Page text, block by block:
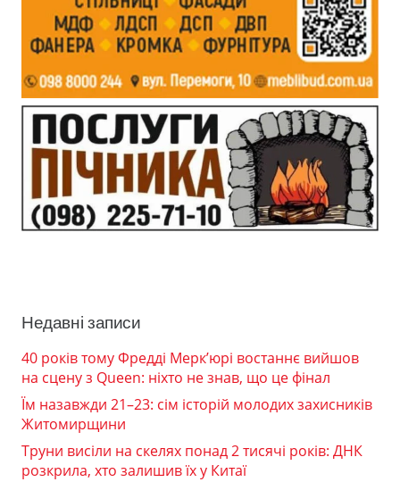
Недавні записи
40 років тому Фредді Мерк’юрі востаннє вийшов
на сцену з Queen: ніхто не знав, що це фінал
Їм назавжди 21–23: сім історій молодих захисників
Житомирщини
Труни висіли на скелях понад 2 тисячі років: ДНК
розкрила, хто залишив їх у Китаї